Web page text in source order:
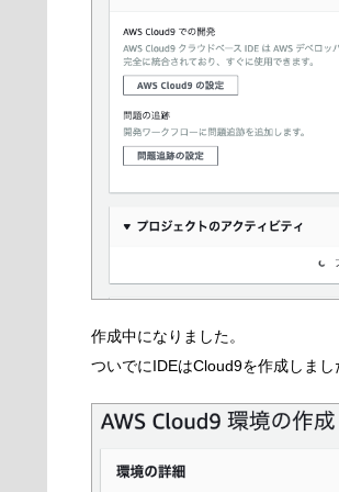
作成中になりました。
ついでにIDEはCloud9を作成しまし